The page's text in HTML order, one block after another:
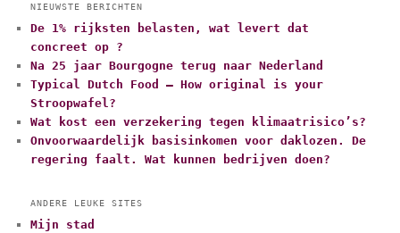
NIEUWSTE BERICHTEN
De 1% rijksten belasten, wat levert dat
concreet op ?
Na 25 jaar Bourgogne terug naar Nederland
Typical Dutch Food – How original is your
Stroopwafel?
Wat kost een verzekering tegen klimaatrisico’s?
Onvoorwaardelijk basisinkomen voor daklozen. De
regering faalt. Wat kunnen bedrijven doen?
ANDERE LEUKE SITES
Mijn stad